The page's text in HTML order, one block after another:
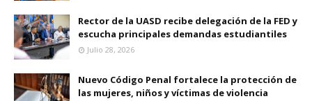
Rector de la UASD recibe delegación de la FED y
escucha principales demandas estudiantiles
Julio 28, 2026
Nuevo Código Penal fortalece la protección de
las mujeres, niños y víctimas de violencia